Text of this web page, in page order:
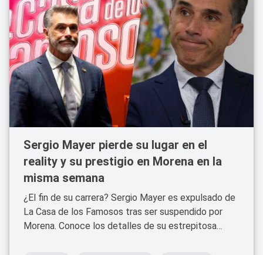
Sergio Mayer pierde su lugar en el
reality y su prestigio en Morena en la
misma semana
¿El fin de su carrera? Sergio Mayer es expulsado de
La Casa de los Famosos tras ser suspendido por
Morena. Conoce los detalles de su estrepitosa